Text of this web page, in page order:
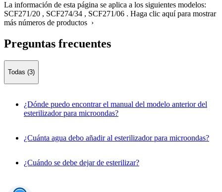
La información de esta página se aplica a los siguientes modelos:
SCF271/20 , SCF274/34 , SCF271/06 . Haga clic aquí para mostrar
más números de productos ›
Preguntas frecuentes
Todas (3)
¿Dónde puedo encontrar el manual del modelo anterior del
esterilizador para microondas?
¿Cuánta agua debo añadir al esterilizador para microondas?
¿Cuándo se debe dejar de esterilizar?